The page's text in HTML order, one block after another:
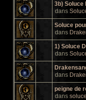
3b) Soluce
dans
Soluce
dans
1) Soluce
dans
dans
peigne de
dans soluce